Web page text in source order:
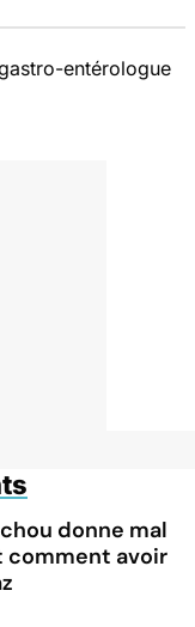
entérologue
donne mal
comment avoir